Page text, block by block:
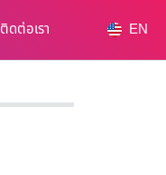
ติดต่อเรา EN